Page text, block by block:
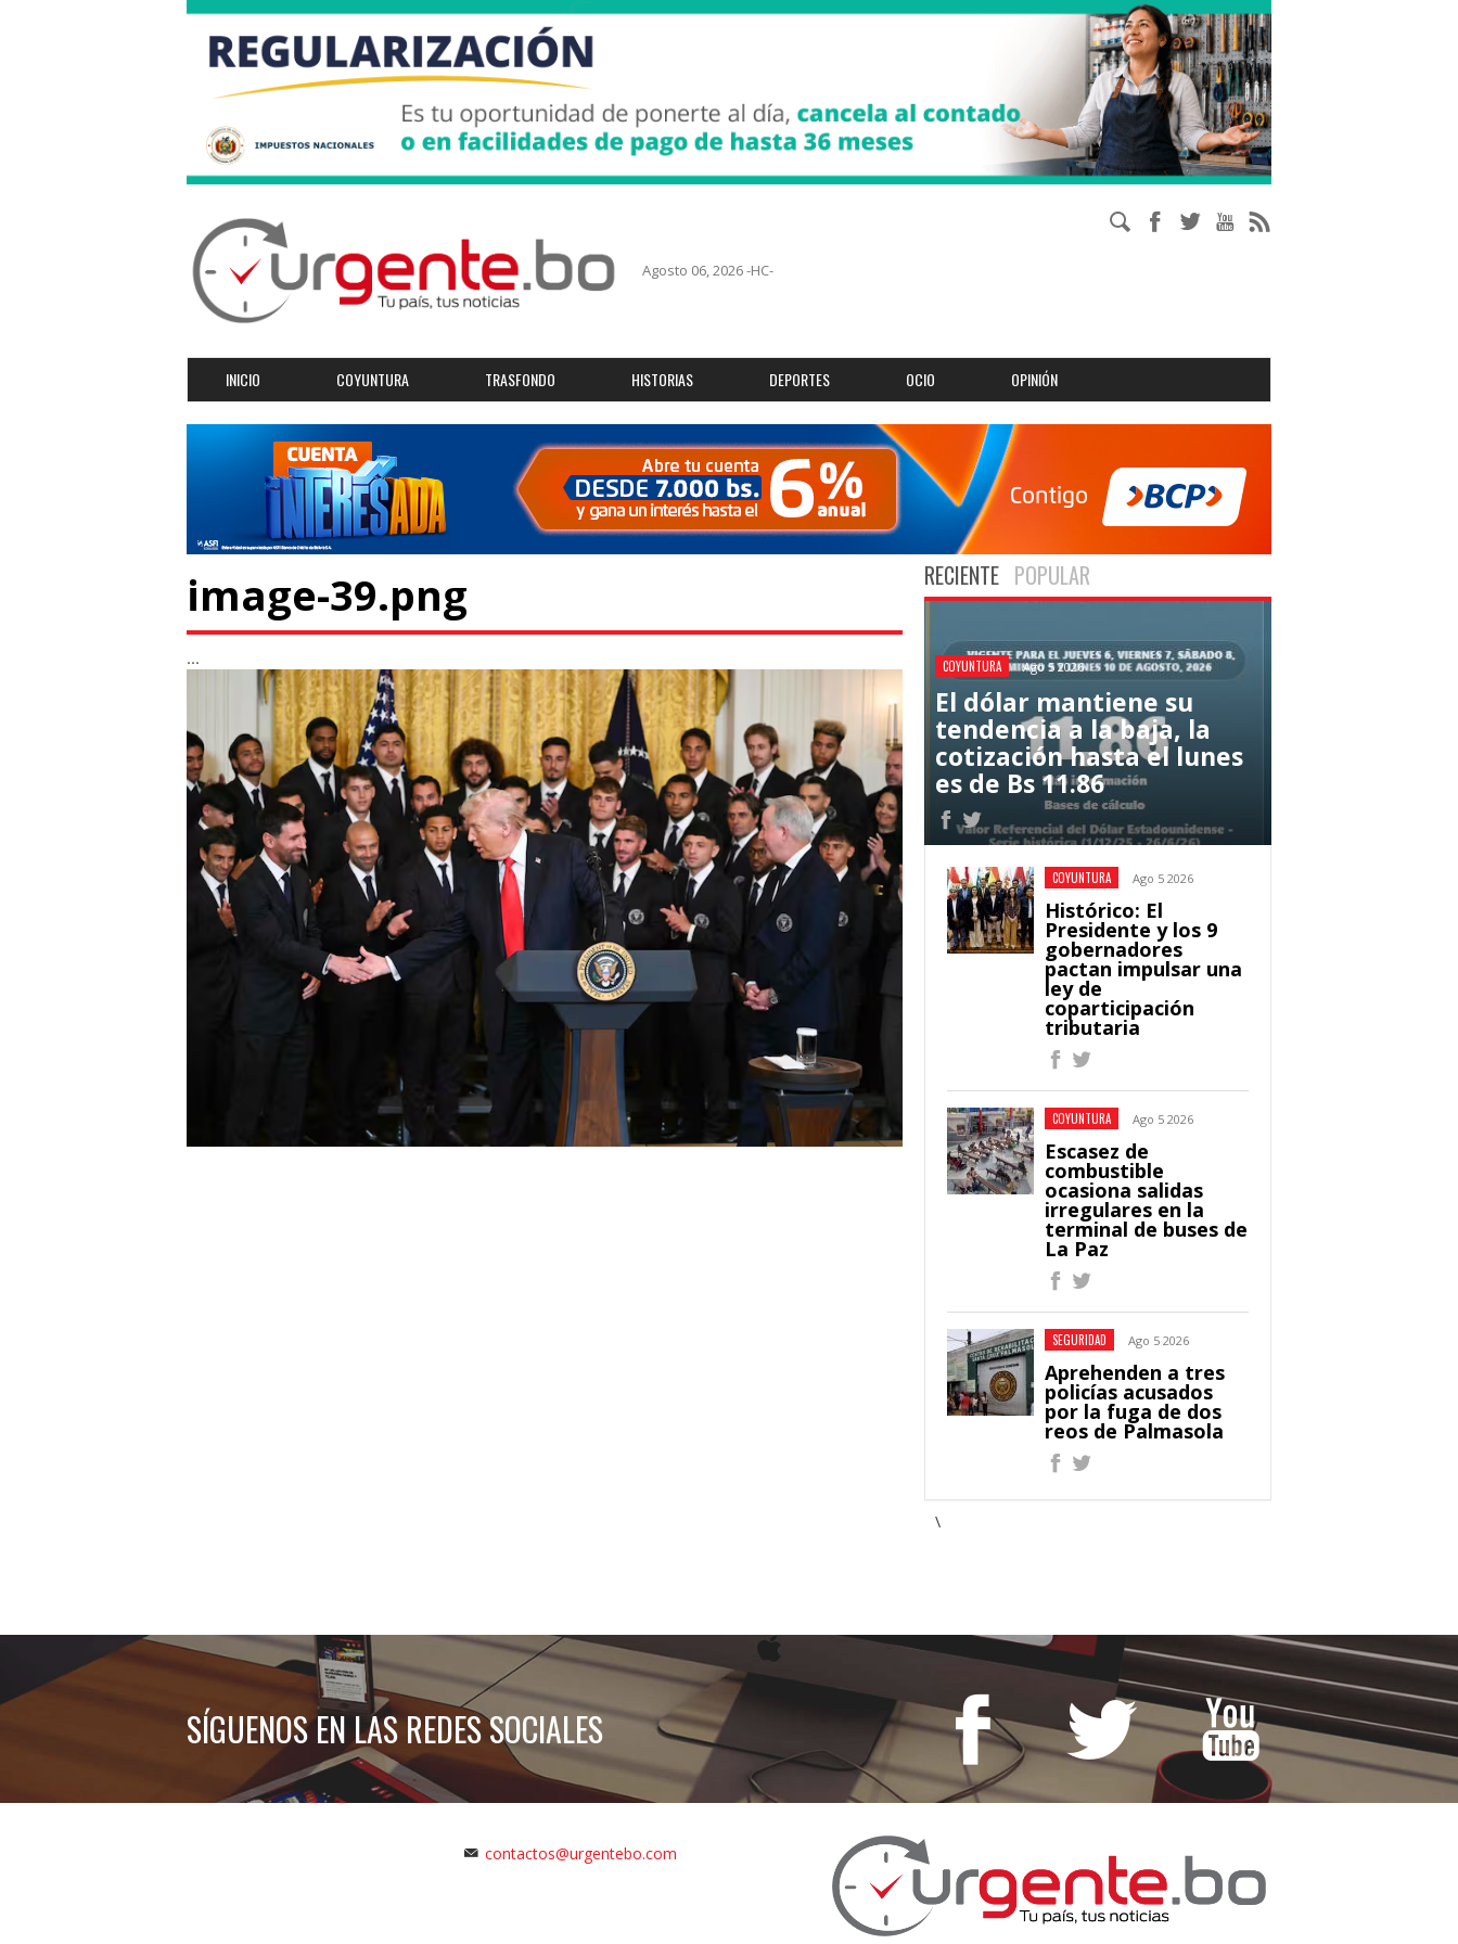
Agosto 06, 2026 -HC-
INICIO COYUNTURA TRASFONDO HISTORIAS DEPORTES OCIO OPINIÓN
image-39.png
...
RECIENTE POPULAR
COYUNTURA Ago 5 2026
El dólar mantiene su
tendencia a la baja, la
cotización hasta el lunes
es de Bs 11.86
COYUNTURA Ago 5 2026
Histórico: El
Presidente y los 9
gobernadores
pactan impulsar una
ley de
coparticipación
tributaria
COYUNTURA Ago 5 2026
Escasez de
combustible
ocasiona salidas
irregulares en la
terminal de buses de
La Paz
SEGURIDAD Ago 5 2026
Aprehenden a tres
policías acusados
por la fuga de dos
reos de Palmasola
\
SÍGUENOS EN LAS REDES SOCIALES
contactos@urgentebo.com